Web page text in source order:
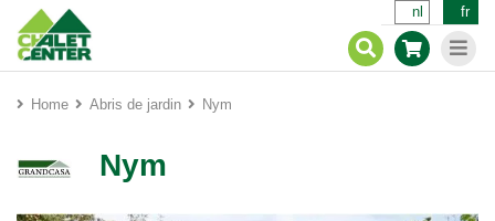
nl fr
Home Abris de jardin Nym
Nym